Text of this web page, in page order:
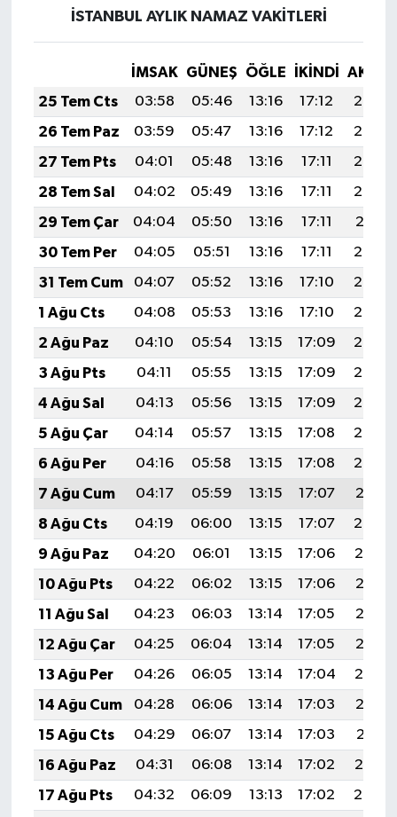
İSTANBUL AYLIK NAMAZ VAKITLERI
İMSAK GÜNEŞ ÖĞLE İKINDI
25 Tem Cts
03:58 05:46 13:16 17:12
20:35
26 Tem Paz
03:59 05:47 13:16 17:12
20:34
27 Tem Pts
04:01 05:48 13:16 17:11
20:33
28 Tem Sal
04:02 05:49 13:16 17:11
20:32
29 Tem Çar
04:04 05:50 13:16 17:11
20:31
30 Tem Per
04:05 05:51 13:16 17:11
20:30
31 Tem Cum
04:07 05:52 13:16 17:10
20:29
1 Ağu Cts
04:08 05:53 13:16 17:10
20:28
2 Ağu Paz
04:10 05:54 13:15 17:09
20:27
3 Ağu Pts
04:11 05:55 13:15 17:09
20:26
4 Ağu Sal
04:13 05:56 13:15 17:09
20:25
5 Ağu Çar
04:14 05:57 13:15 17:08
20:24
6 Ağu Per
04:16 05:58 13:15 17:08
20:23
7 Ağu Cum
04:17 05:59 13:15 17:07
20:21
8 Ağu Cts
04:19 06:00 13:15 17:07
20:20
9 Ağu Paz
04:20 06:01 13:15 17:06
20:19
10 Ağu Pts
04:22 06:02 13:15 17:06
20:18
11 Ağu Sal
04:23 06:03 13:14 17:05
20:16
12 Ağu Çar
04:25 06:04 13:14 17:05
20:15
13 Ağu Per
04:26 06:05 13:14 17:04
20:14
14 Ağu Cum
04:28 06:06 13:14 17:03
20:12
15 Ağu Cts
04:29 06:07 13:14 17:03
20:11
16 Ağu Paz
04:31 06:08 13:14 17:02
20:10
17 Ağu Pts
04:32 06:09 13:13 17:02
20:08